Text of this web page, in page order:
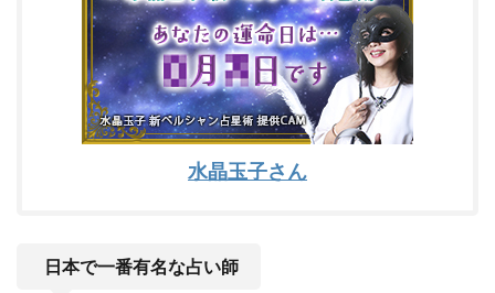
水晶玉子さん
日本で一番有名な占い師